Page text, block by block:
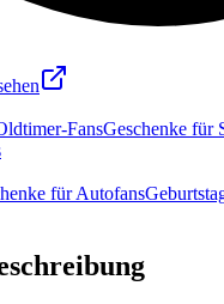
FansGeschenke für
für Autofans